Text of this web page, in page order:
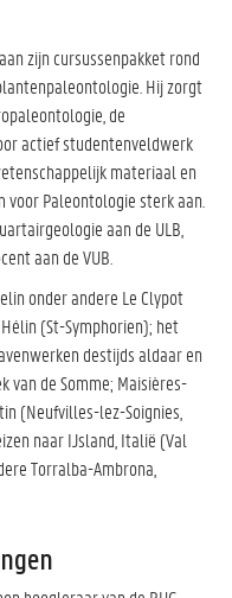
zijn cursussenpakket rond
Hij zorgt
de
actief studentenveldwerk
materiaal en
Paleontologie sterk aan.
aan de ULB,
aan de VUB.
onder andere Le Clypot
(St-Symphorien); het
destijds aldaar en
van de Somme; Maisières-
(Neufvilles-lez-Soignies,
naar IJsland, Italië (Val
Torralba-Ambrona,